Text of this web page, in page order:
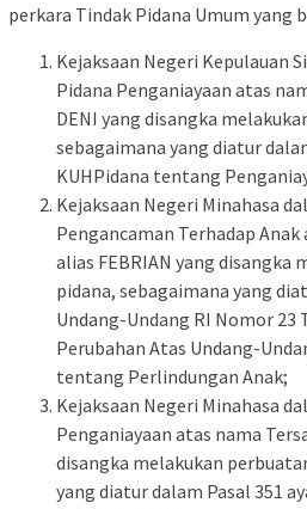
perkara Tindak Pidana Umum yang
Kejaksaan Negeri Kepulauan
Pidana Penganiayaan atas
DENI yang disangka
sebagaimana yang diatur
KUHPidana tentang
Kejaksaan Negeri Minahasa
Pengancaman Terhadap
alias FEBRIAN yang disangka
pidana, sebagaimana yang
Undang-Undang RI Nomor 23
Perubahan Atas Undang-
tentang Perlindungan Anak;
Kejaksaan Negeri Minahasa
Penganiayaan atas nama
disangka melakukan
yang diatur dalam Pasal 351